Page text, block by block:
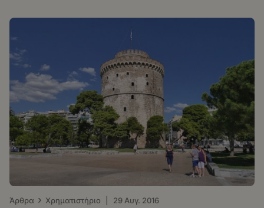
Άρθρα › Χρηματιστήριο 29 Αυγ. 2016